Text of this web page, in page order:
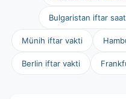
Bulgaristan iftar
Münih iftar vakti
Berlin iftar vakti